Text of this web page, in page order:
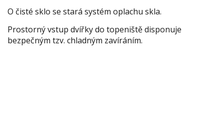
O čisté sklo se stará systém oplachu skla.
Prostorný vstup dvířky do topeniště disponuje
bezpečným tzv. chladným zavíráním.